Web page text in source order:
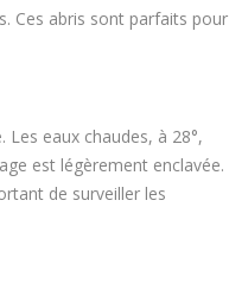
Ces abris sont parfaits pour
eaux chaudes, à 28°,
est légèrement enclavée.
de surveiller les